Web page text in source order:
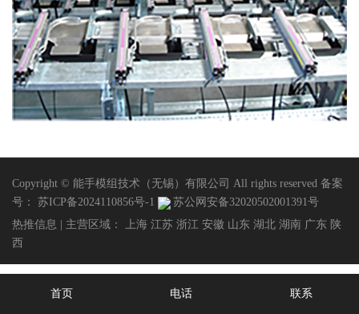
Copyright © 能手模组技术（无锡）有限公司 All rights reserved 备案
号：
苏ICP备2024110856号-1
苏公网安备32020502001391号
热推信息
| 主营区域： 上海 江苏 浙江 安徽 山东 湖北 湖南 广东 陕
西
首页 电话 联系